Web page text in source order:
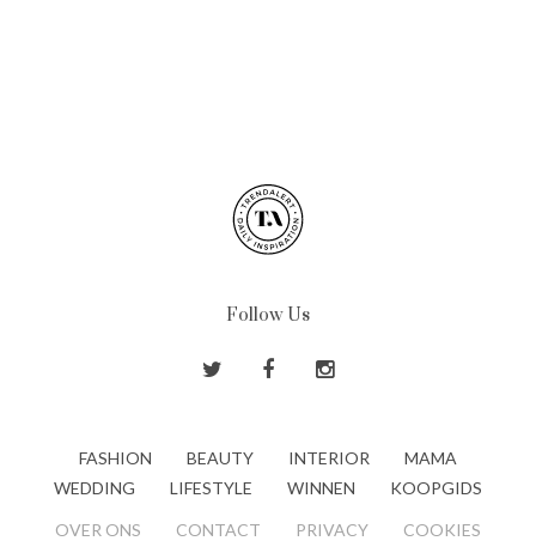
Follow Us
FASHION BEAUTY INTERIOR
MAMA
WEDDING
LIFESTYLE WINNEN KOOPGIDS
OVER ONS CONTACT PRIVACY COOKIES